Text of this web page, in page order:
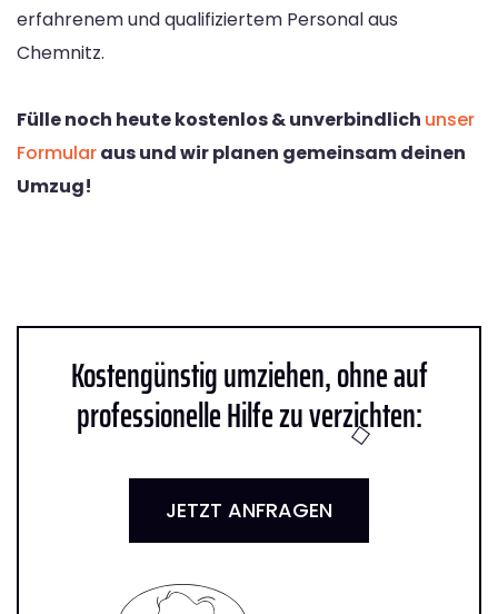
erfahrenem und qualifiziertem Personal aus
Chemnitz.
Fülle noch heute kostenlos & unverbindlich unser
Formularaus und wir planen gemeinsam deinen
Umzug!
Kostengünstig umziehen, ohne auf
professionelle Hilfe zu verzichten:
JETZT ANFRAGEN